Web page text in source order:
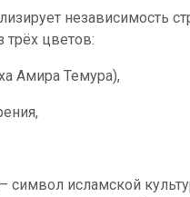
независимость
трёх цветов:
Амира Темура),
символ исламской